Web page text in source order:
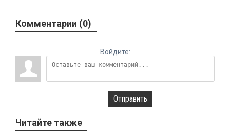
Комментарии (0)
Войдите:
Отправить
Читайте также